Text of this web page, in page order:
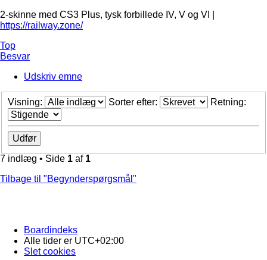
2-skinne med CS3 Plus, tysk forbillede IV, V og VI |
https://railway.zone/
Top
Besvar
Udskriv emne
Visning: Sorter efter: Retning:
7 indlæg • Side 1 af 1
Tilbage til "Begynderspørgsmål"
Boardindeks
Alle tider er UTC+02:00
Slet cookies